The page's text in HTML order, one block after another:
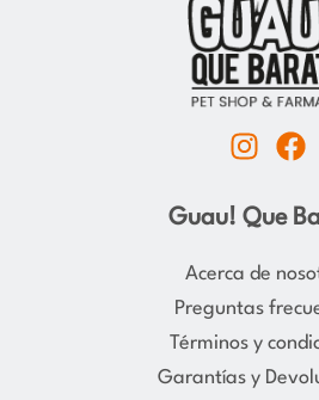
I
s
t
a
r
a
m
F
c
e
b
o
k
Guau! Que
Acerca de
Preguntas
Términos y
Garantías y